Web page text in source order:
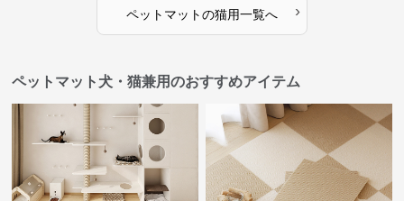
ペットマットの猫用一覧へ ›
ペットマット犬・猫兼用のおすすめアイテム